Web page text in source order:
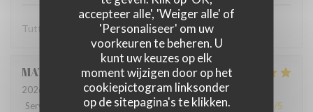
accepteer alle', 'Weiger alle' of
'Personaliseer' om uw
voorkeuren te beheren. U
kunt uw keuzes op elk
moment wijzigen door op het
cookiepictogram linksonder
op de sitepagina's te klikken.
Tutto molto buono. Carbonade buonissima
MATHIEU
2026-06-07
- 19:00 - Gasten 2
Service
Atmosfeer:5/5 Keuken : 5/5 Kwaliteit / Prijs /5